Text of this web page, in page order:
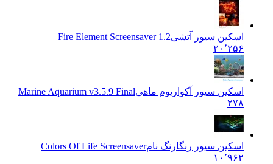
اسکین سیور آتشیFire Element Screensaver 1.2
۲۰٬۲۵۶
اسکین سیور آکواریوم ماهیMarine Aquarium v3.5.9 Final
۲۷۸
اسکین سیور رنگارنگ نام Colors Of Life Screensaver
۱۰٬۹۶۲